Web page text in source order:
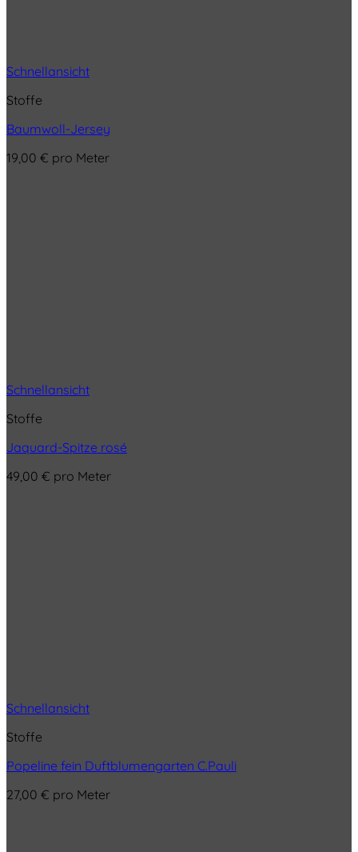
Schnellansicht
Stoffe
Baumwoll-Jersey
19,00 € pro Meter
Schnellansicht
Stoffe
Jaquard-Spitze rosé
49,00 € pro Meter
Schnellansicht
Stoffe
Popeline fein Duftblumengarten C.Pauli
27,00 € pro Meter